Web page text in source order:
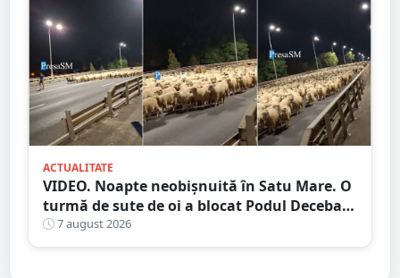
ACTUALITATE
VIDEO. Noapte neobișnuită în Satu Mare. O
turmă de sute de oi a blocat Podul Decebal.
Gest de apreciat al ciobanului
7 august 2026